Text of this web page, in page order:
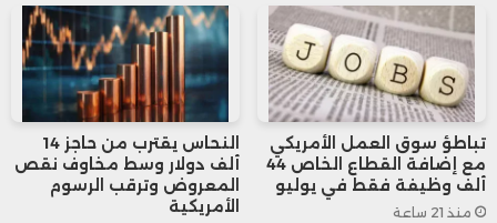
تباطؤ سوق العمل الأمريكي
مع إضافة القطاع الخاص 44
ألف وظيفة فقط في يوليو
منذ 21 ساعة
النحاس يقترب من حاجز 14
ألف دولار وسط مخاوف نقص
المعروض وترقب الرسوم
الأمريكية